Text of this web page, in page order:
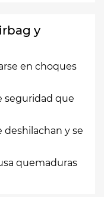
y
en choques
seguridad que
y se
quemaduras